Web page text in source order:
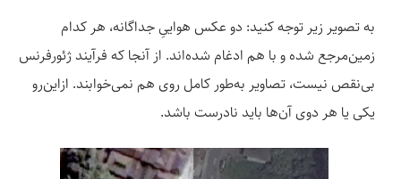
به تصویر زیر توجه کنید: دو عکس هواییِ جداگانه، هر کدام
زمین‌مرجع شده و با هم ادغام شده‌اند. از آنجا که فرآیند ژئورفرنس
بی‌نقص نيست، تصاوير به‌طور كامل روی هم نمی‌خوابند. ازاین‌رو
یکی یا هر دوی آن‌ها باید نادرست باشد.